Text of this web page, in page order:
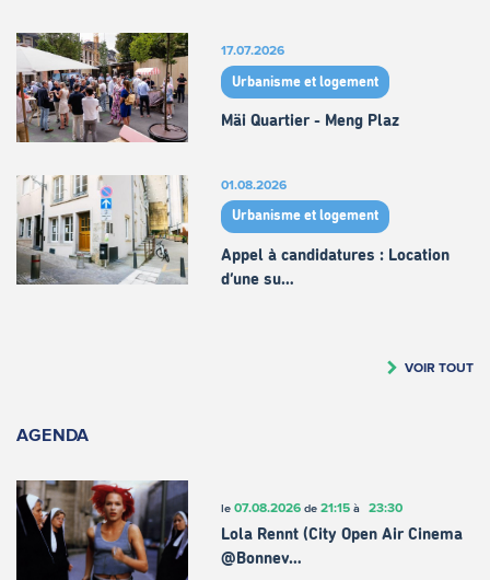
17.07.2026
Urbanisme et logement
Mäi Quartier - Meng Plaz
01.08.2026
Urbanisme et logement
Appel à candidatures : Location
d’une su…
VOIR TOUT
AGENDA
le 07.08.2026de 21:15à 23:30
Lola Rennt (City Open Air Cinema
@Bonnev…